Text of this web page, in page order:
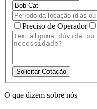
Preciso de Operador
Solicitar Cotação
O que dizem sobre nós